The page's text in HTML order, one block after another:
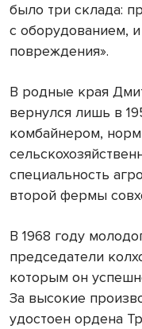
было три склада:
с оборудованием,
повреждения».
В родные края
вернулся лишь в
комбайнером,
специальность
второй фермы
В 1968 году
председатели
которым он
За высокие
удостоен ордена